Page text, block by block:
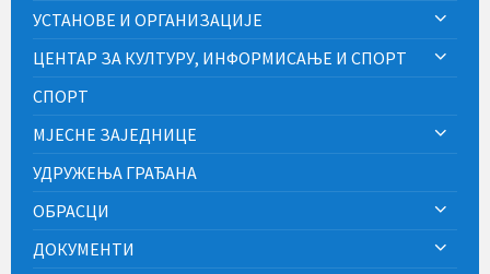
УСТАНОВЕ И ОРГАНИЗАЦИЈЕ
ЦЕНТАР ЗА КУЛТУРУ, ИНФОРМИСАЊЕ И СПОРТ
СПОРТ
МЈЕСНЕ ЗАЈЕДНИЦЕ
УДРУЖЕЊА ГРАЂАНА
ОБРАСЦИ
ДОКУМЕНТИ